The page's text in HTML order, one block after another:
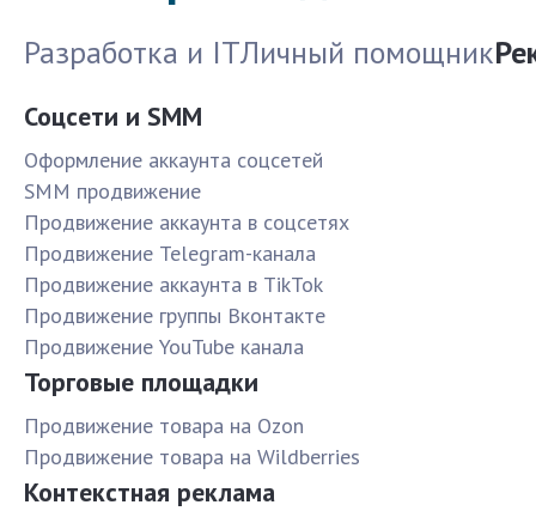
Разработка и ITЛичный помощник
Соцсети и SMM
Оформление аккаунта соцсетей
SMM продвижение
Продвижение аккаунта в соцсетях
Продвижение Telegram-канала
Продвижение аккаунта в TikTok
Продвижение группы Вконтакте
Продвижение YouTube канала
Торговые площадки
Продвижение товара на Ozon
Продвижение товара на Wildberries
Контекстная реклама